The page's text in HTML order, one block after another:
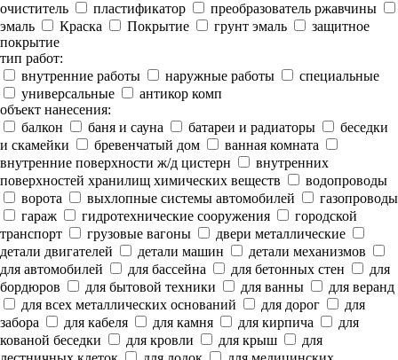
очиститель
пластификатор
преобразователь ржавчины
эмаль
Краска Покрытие грунт эмаль
защитное
покрытие
тип работ:
внутренние работы
наружные работы
специальные
универсальные
антикор комп
объект нанесения:
балкон
баня и сауна батареи и радиаторы
беседки
и скамейки
бревенчатый дом
ванная комната
внутренние поверхности ж/д цистерн
внутренних
поверхностей хранилищ химических веществ
водопроводы
ворота
выхлопные системы автомобилей
газопроводы
гараж
гидротехнические сооружения
городской
транспорт
грузовые вагоны
двери металлические
детали двигателей
детали машин
детали механизмов
для автомобилей
для бассейна для бетонных стен
для
бордюров
для бытовой техники для ванны
для веранд
для всех металлических оснований
для дорог
для
забора
для кабеля для камня для кирпича
для
кованой беседки
для кровли для крыш
для